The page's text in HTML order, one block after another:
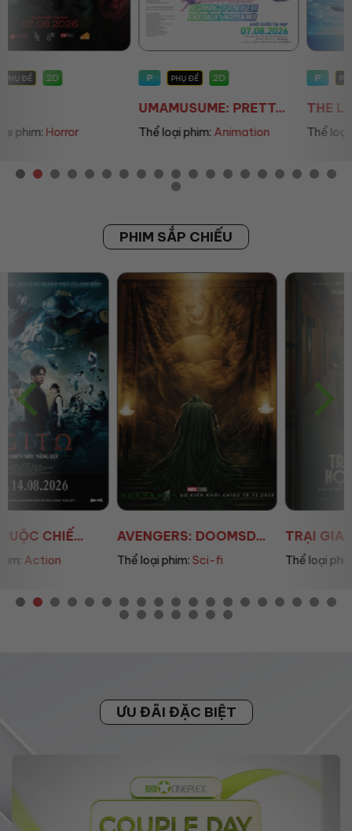
P PHỤ ĐỀ
UMAMUSUME: PRETT...
Thể loại phim: Animation
P PHỤ ĐỀ/LỒNG TIẾNG 2D
THE LAND OF SOME...
Thể loại phim:Animation
PHIM SẮP CHIẾU
AVENGERS: DOOMSD...
Thể loại phim: Sci-fi
TRẠI GIAM HẠNH PHÚC
Thể loại phim: Drama
ƯU ĐÃI ĐẶC BIỆT